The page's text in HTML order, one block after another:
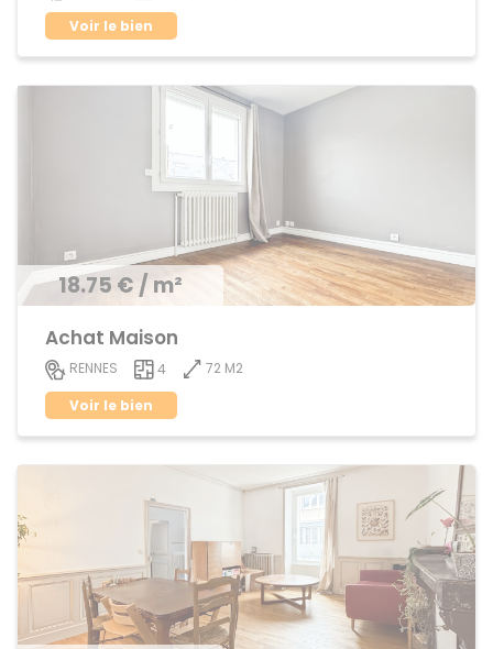
Voir le bien
18.75 € / m²
Achat Maison
RENNES 4
72 M2
Voir le bien